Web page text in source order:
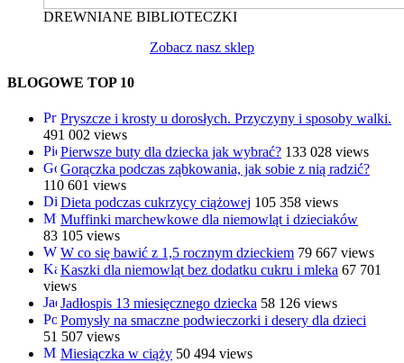
DREWNIANE BIBLIOTECZKI
Zobacz nasz sklep
BLOGOWE TOP 10
Pryszcze i krosty u dorosłych. Przyczyny i sposoby walki.
491 002 views
Pierwsze buty dla dziecka jak wybrać? 133 028 views
Gorączka podczas ząbkowania, jak sobie z nią radzić?
110 601 views
Dieta podczas cukrzycy ciążowej 105 358 views
Muffinki marchewkowe dla niemowląt i dzieciaków
83 105 views
W co się bawić z 1,5 rocznym dzieckiem 79 667 views
Kaszki dla niemowląt bez dodatku cukru i mleka 67 701
views
Jadłospis 13 miesięcznego dziecka 58 126 views
Pomysły na smaczne podwieczorki i desery dla dzieci
51 507 views
Miesiączka w ciąży 50 494 views